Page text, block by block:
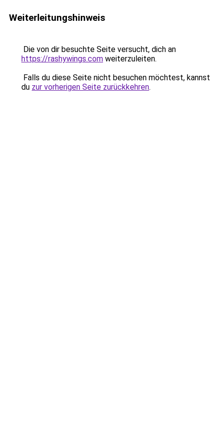
Weiterleitungshinweis
Die von dir besuchte Seite versucht, dich an
https://rashywings.com weiterzuleiten.
Falls du diese Seite nicht besuchen möchtest, kannst
du zur vorherigen Seite zurückkehren.